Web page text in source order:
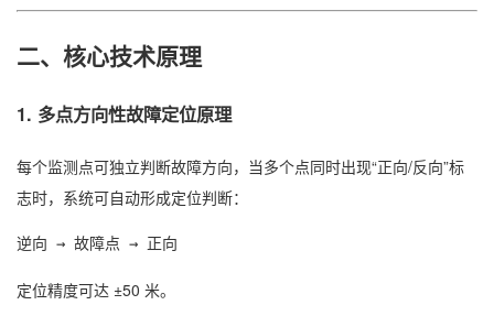
二、核心技术原理
1. 多点方向性故障定位原理
每个监测点可独立判断故障方向，当多个点同时出现“正向/反向”标
志时，系统可自动形成定位判断：
逆向 → 故障点 → 正向
定位精度可达 ±50 米。